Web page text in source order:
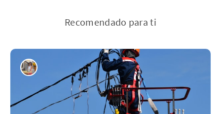
Recomendado para ti